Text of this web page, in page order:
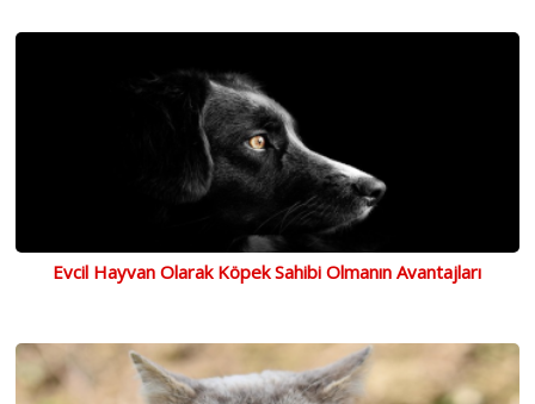
Evcil Hayvan Olarak Köpek Sahibi Olmanın Avantajları